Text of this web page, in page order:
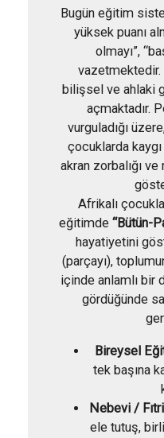
Bugün eğitim
yüksek puanı
olmayı”,
vazetmektedir.
bilişsel ve ahlaki
açmaktadır.
vurguladığı
çocuklarda
akran zorbalığı
Afrikalı
eğitimde “Bütün-
hayatiyetini
(parçayı),
içinde anlamlı bir
gördüğünde
Bireysel
tek başına
Nebevi /
ele tutuş,